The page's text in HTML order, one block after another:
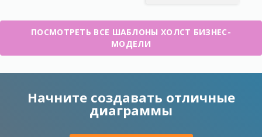
ПОСМОТРЕТЬ ВСЕ ШАБЛОНЫ ХОЛСТ БИЗНЕС-
МОДЕЛИ
Начните создавать отличные
диаграммы